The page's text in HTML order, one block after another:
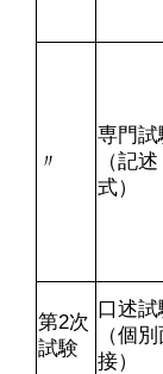
〃
専門試
（記述
式）
第2次
試験
口述試
（個
接）